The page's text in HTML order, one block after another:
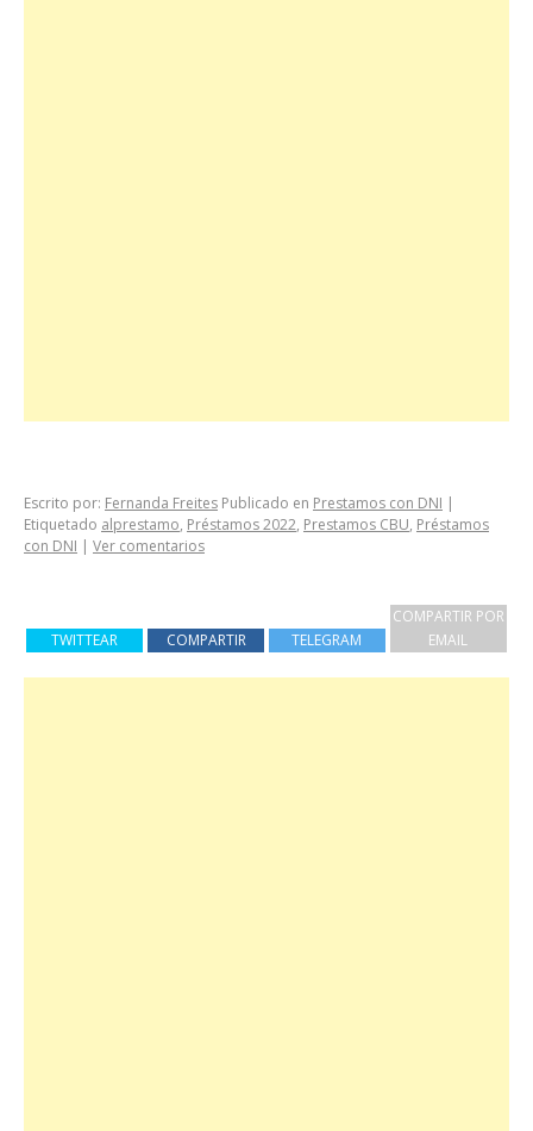
Escrito por: Fernanda Freites Publicado en Prestamos con DNI |
Etiquetado alprestamo, Préstamos 2022, Prestamos CBU, Préstamos
con DNI | Ver comentarios
TWITTEAR COMPARTIR TELEGRAM
COMPARTIR POR
EMAIL